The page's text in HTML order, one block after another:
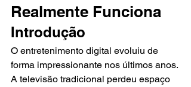
Realmente Funciona
Introdução
O entretenimento digital evoluiu de
forma impressionante nos últimos anos.
A televisão tradicional perdeu espaço